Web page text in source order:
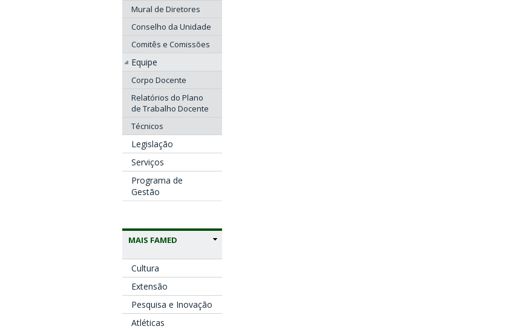
Mural de Diretores
Conselho da Unidade
Comitês e Comissões
Equipe
Corpo Docente
Relatórios do Plano
de Trabalho Docente
Técnicos
Legislação
Serviços
Programa de
Gestão
MAIS FAMED
Cultura
Extensão
Pesquisa e Inovação
Atléticas